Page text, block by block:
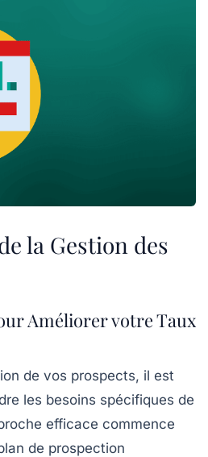
la Gestion des
Améliorer votre Taux
de vos prospects, il est
les besoins spécifiques de
efficace commence
de prospection